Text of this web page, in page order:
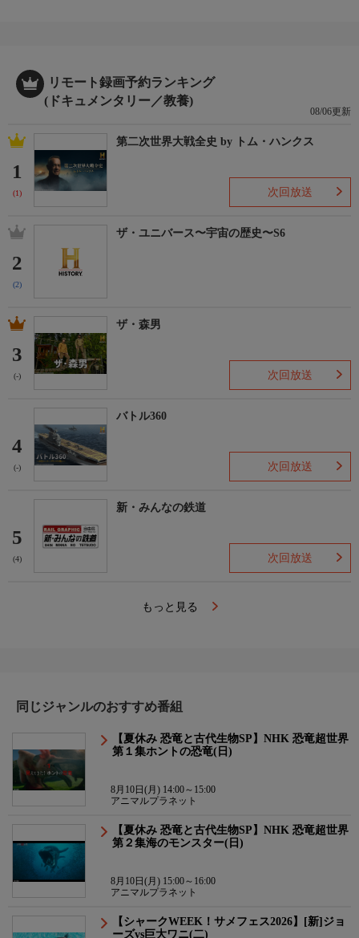
リモート録画予約ランキング
(ドキュメンタリー／教養)
08/06更新
1
(1)
第二次世界大戦全史 by トム・ハンクス
次回放送
2
(2)
ザ・ユニバース〜宇宙の歴史〜S6
3
(-)
ザ・森男
次回放送
4
(-)
バトル360
次回放送
5
(4)
新・みんなの鉄道
次回放送
もっと見る
同じジャンルのおすすめ番組
【夏休み 恐竜と古代生物SP】NHK 恐竜超世界
第１集ホントの恐竜(日)
8月10日(月) 14:00～15:00
アニマルプラネット
【夏休み 恐竜と古代生物SP】NHK 恐竜超世界
第２集海のモンスター(日)
8月10日(月) 15:00～16:00
アニマルプラネット
【シャークWEEK！サメフェス2026】[新]ジョ
ーズvs巨大ワニ(二)